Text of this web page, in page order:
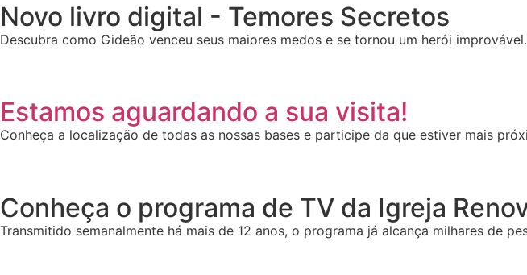
Novo livro digital - Temores Secretos
Descubra como Gideão venceu seus maiores medos e se tornou um herói
Estamos aguardando a sua visita!
Conheça a localização de todas as nossas bases e participe da que estiver mais
Conheça o programa de TV da Igreja
Transmitido semanalmente há mais de 12 anos, o programa já alcança milhares de